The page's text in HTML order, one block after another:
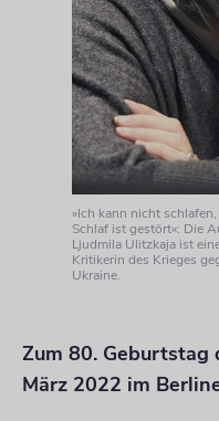
»Ich kann nicht
Schlaf ist gestört«: Die
Ljudmila Ulitzkaja ist
Kritikerin des Krieges
Ukraine.
Zum 80.
März 2022 im